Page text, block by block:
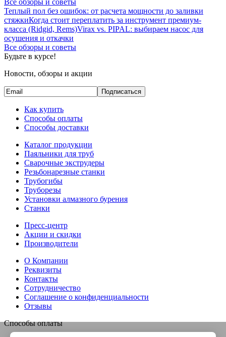
Теплый пол без ошибок: от расчета мощности до заливки
стяжкиКогда стоит переплатить за инструмент премиум-
класса (Ridgid, Rems)Virax vs. PIPAL: выбираем насос для
осушения и откачки
Все обзоры и советы
Будьте в курсе!
Новости, обзоры и акции
Подписаться
Как купить
Способы оплаты
Способы доставки
Каталог продукции
Паяльники для труб
Сварочные экструдеры
Резьбонарезные станки
Трубогибы
Труборезы
Установки алмазного бурения
Станки
Пресс-центр
Акции и скидки
Производители
О Компании
Реквизиты
Контакты
Сотрудничество
Соглашение о конфиденциальности
Отзывы
Способы оплаты